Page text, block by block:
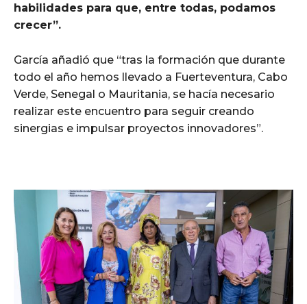
habilidades para que, entre todas, podamos
crecer”.
García añadió que “tras la formación que durante
todo el año hemos llevado a Fuerteventura, Cabo
Verde, Senegal o Mauritania, se hacía necesario
realizar este encuentro para seguir creando
sinergias e impulsar proyectos innovadores”.